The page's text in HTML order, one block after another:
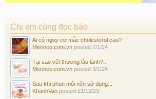
Chị em cùng đọc báo
Ai có nguy cơ mắc cholesterol cao?
Merinco.com.vn posted 7/1/24
Tại sao vết thương lâu lành?...
Merinco.com.vn posted 3/1/24
Sau khi phun môi nên sử dụng...
KhanhVan posted 21/12/23